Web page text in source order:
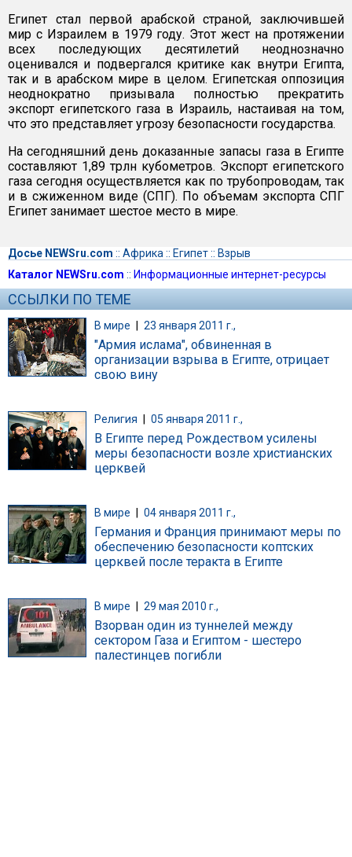
Египет стал первой арабской страной, заключившей
мир с Израилем в 1979 году. Этот жест на протяжении
всех последующих десятилетий неоднозначно
оценивался и подвергался критике как внутри Египта,
так и в арабском мире в целом. Египетская оппозиция
неоднократно призывала полностью прекратить
экспорт египетского газа в Израиль, настаивая на том,
что это представляет угрозу безопасности государства.
На сегодняшний день доказанные запасы газа в Египте
составляют 1,89 трлн кубометров. Экспорт египетского
газа сегодня осуществляется как по трубопроводам, так
и в сжиженном виде (СПГ). По объемам экспорта СПГ
Египет занимает шестое место в мире.
Досье NEWSru.com :: Африка :: Египет:: Взрыв
Каталог NEWSru.com :: Информационные интернет-ресурсы
ССЫЛКИ ПО ТЕМЕ
В мире | 23 января 2011 г.,
"Армия ислама", обвиненная в
организации взрыва в Египте, отрицает
свою вину
Религия 05 января 2011 г.,
В Египте перед Рождеством усилены
меры безопасности возле христианских
церквей
В мире 04 января 2011 г.,
Германия и Франция принимают меры по
обеспечению безопасности коптских
церквей после теракта в Египте
В мире 29 мая 2010 г.,
Взорван один из туннелей между
сектором Газа и Египтом - шестеро
палестинцев погибли